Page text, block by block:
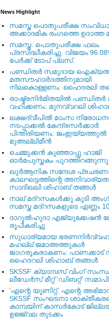
News Highlight
സമസ്ത പൊതുപരീക്ഷ
അക്കാദമിക രംഗത്തെ ഉദാത്ത
സമസ്ത: പൊതുപരീക്ഷ ഫലം
പ്രസിദ്ധീകരിച്ചു. വിജയം
പേര്‍ക്ക് ടോപ് പ്ലസ്.
പണ്ഡിതര്‍ സമുദായ
മതസൗഹാര്‍ദത്തിനുമായി
നിലകൊള്ളണം: ഹൈദരലി
രാഷ്ട്രനിര്‍മിതയില്‍ പണ്ഡിതര്‍
വഹിക്കണം: മുനവ്വറലി
ലക്ഷദ്വീപില്‍ മാംസ
നടപ്പാക്കല്‍ കേന്ദ്രസര്‍ക്കാര്‍
പിന്തിരിയണം: ജംഇയ്യത്തുല്‍
മുഅല്ലിമീന്‍
ചെമ്മുക്കന്‍ കുഞ്ഞാപ്പു ഹാജി
ഓര്‍മപുസ്തകം പുറത്തിറങ്ങുന്നു
ഖുര്‍ആനിക സന്ദേശ
കാലഘട്ടത്തിന്റെ
സാദിഖലി ശിഹാബ് തങ്ങള്‍
നാല് മദ്‌റസകള്‍ക്കു കൂടി
സമസ്ത മദ്‌റസകളുടെ എണ്ണം
ദാറുല്‍ഹുദാ എജ്യുക്കേഷന്‍
രൂപീകരിച്ചു
സുധാര്യമായ
മഹല്ല് ജമാഅത്തുകള്‍
ജാഗരൂകരാകണം: പാണക്കാട്
ഹൈദറലി ശിഹാബ് തങ്ങള്‍
SKSSF ക്യാമ്പസ് വിംഗ്
ലീഡേർസ് മീറ്റ് 'ഡിബറ്റ്'
'എന്റെ യൂണിറ്റ്, എന്റെ
SKSSF സംഘടനാ
കാമ്പയിന് കാസര്‍കോട്
ഉജ്ജ്വല തുടക്കം